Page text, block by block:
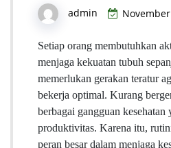
admin
Setiap orang membutuhkan
menjaga kekuatan tubuh
memerlukan gerakan teratur
bekerja optimal. Kurang
berbagai gangguan kesehatan
produktivitas. Karena itu,
peran besar dalam menjaga